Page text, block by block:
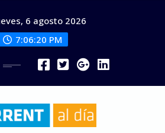
6 agosto 2026
7:06:21 PM